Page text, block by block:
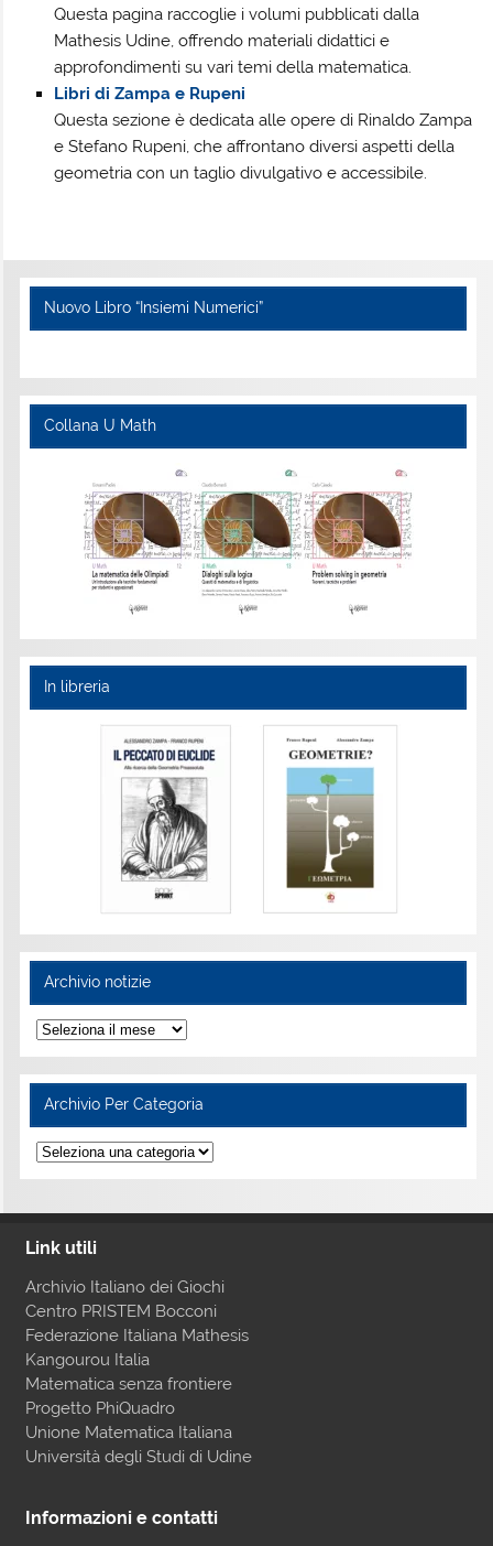
Questa pagina raccoglie i volumi pubblicati dalla
Mathesis Udine, offrendo materiali didattici e
approfondimenti su vari temi della matematica.
Libri di Zampa e Rupeni
Questa sezione è dedicata alle opere di Rinaldo Zampa
e Stefano Rupeni, che affrontano diversi aspetti della
geometria con un taglio divulgativo e accessibile.
Nuovo Libro “Insiemi Numerici”
Collana U Math
In libreria
Archivio notizie
Archivio Per Categoria
Link utili
Archivio Italiano dei Giochi
Centro PRISTEM Bocconi
Federazione Italiana Mathesis
Kangourou Italia
Matematica senza frontiere
Progetto PhiQuadro
Unione Matematica Italiana
Università degli Studi di Udine
Informazioni e contatti